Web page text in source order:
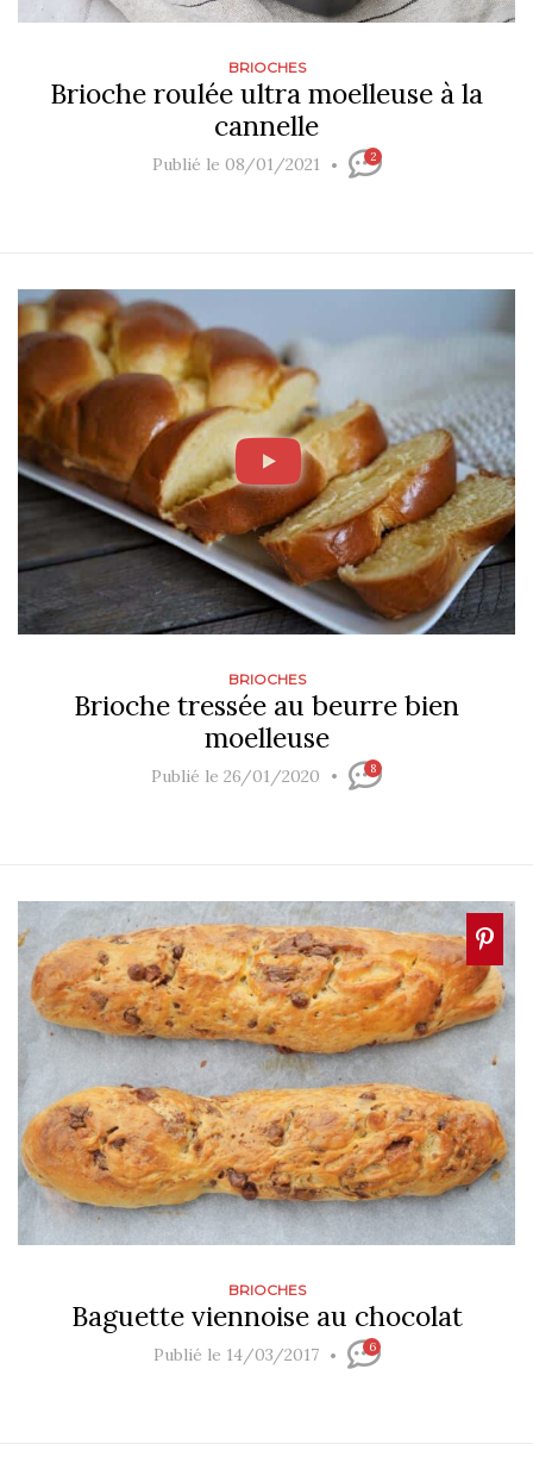
BRIOCHES
Brioche roulée ultra moelleuse à la
cannelle
Publié le 08/01/2021 2
BRIOCHES
Brioche tressée au beurre bien
moelleuse
Publié le 26/01/2020 8
BRIOCHES
Baguette viennoise au chocolat
Publié le 14/03/2017 6